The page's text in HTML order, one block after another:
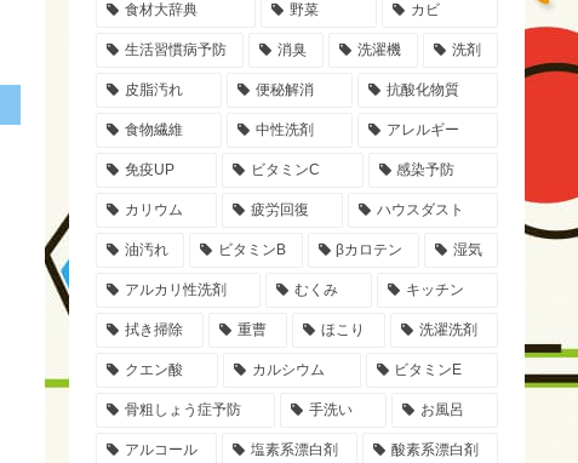
食材大辞典 野菜 カビ
生活習慣病予防 消臭 洗濯機 洗剤
皮脂汚れ 便秘解消 抗酸化物質
食物繊維 中性洗剤 アレルギー
免疫UP ビタミンC 感染予防
カリウム 疲労回復 ハウスダスト
油汚れ ビタミンB βカロテン 湿気
アルカリ性洗剤 むくみ キッチン
拭き掃除 重曹 ほこり 洗濯洗剤
クエン酸 カルシウム ビタミンE
骨粗しょう症予防 手洗い お風呂
アルコール 塩素系漂白剤 酸素系漂白剤